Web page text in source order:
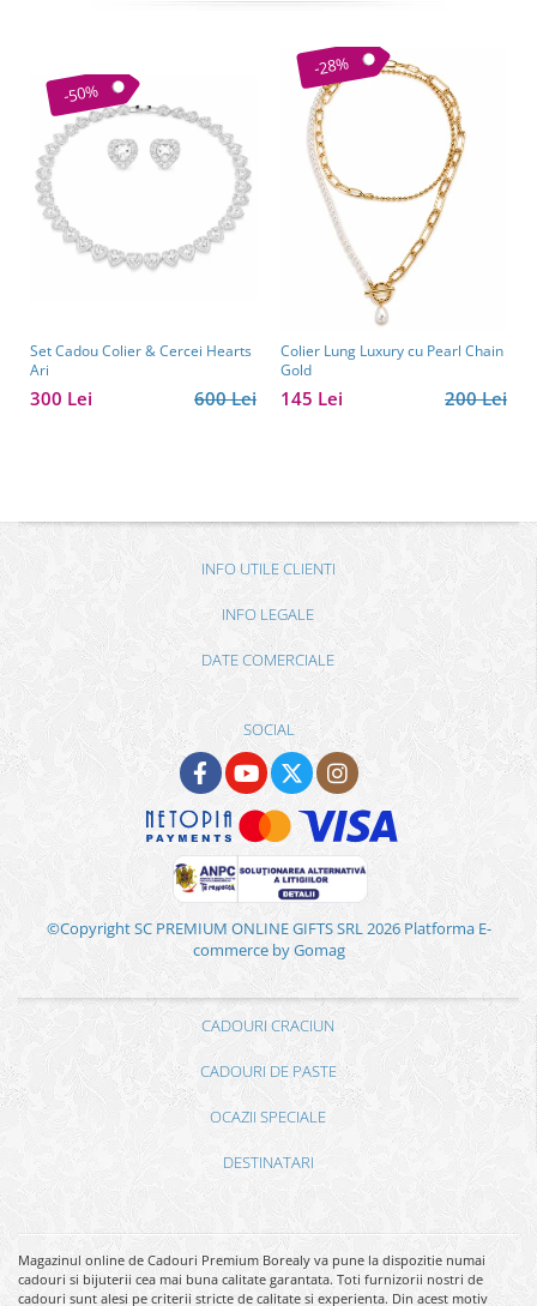
-50%
Set Cadou Colier & Cercei Hearts
Ari
600 Lei
300 Lei
-28%
Colier Lung Luxury cu Pearl Chain
Gold
200 Lei
145 Lei
INFO UTILE CLIENTI
INFO LEGALE
DATE COMERCIALE
SOCIAL
©Copyright SC PREMIUM ONLINE GIFTS SRL 2026 Platforma E-
commerce by Gomag
CADOURI CRACIUN
CADOURI DE PASTE
OCAZII SPECIALE
DESTINATARI
Magazinul online de Cadouri Premium Borealy va pune la dispozitie numai
cadouri si bijuterii cea mai buna calitate garantata. Toti furnizorii nostri de
cadouri sunt alesi pe criterii stricte de calitate si experienta. Din acest motiv